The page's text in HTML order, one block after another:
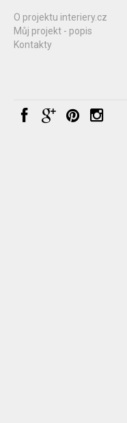
O projektu interiery.cz
Můj projekt - popis
Kontakty